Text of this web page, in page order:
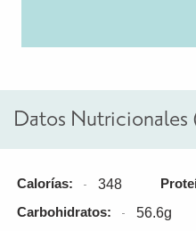
Datos
Calorías: 348
Carbohidratos:
56.6g